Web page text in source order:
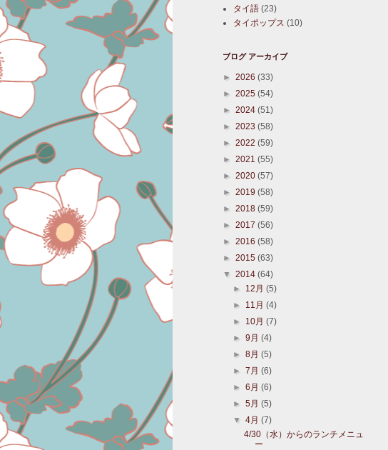
タイ語 (23)
タイポップス (10)
ブログ アーカイブ
► 2026 (33)
► 2025 (54)
► 2024 (51)
► 2023 (58)
► 2022 (59)
► 2021 (55)
► 2020 (57)
► 2019 (58)
► 2018 (59)
► 2017 (56)
► 2016 (58)
► 2015 (63)
▼ 2014 (64)
► 12月(5)
► 11月(4)
► 10月(7)
►9月(4)
►8月(5)
►7月(6)
►6月(6)
►5月(5)
▼4月(7)
4/30（水）からのランチメニュ
ー